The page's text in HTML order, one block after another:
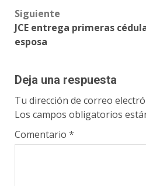
Siguiente
JCE entrega primeras
esposa
Deja una respuesta
Tu dirección de correo
Los campos obligatorios
Comentario *